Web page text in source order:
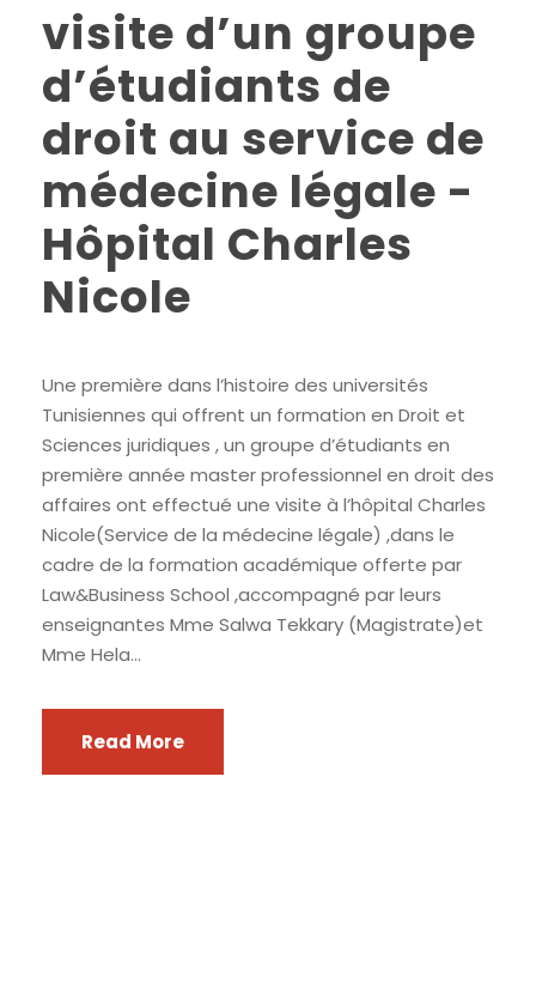
visite d’un groupe
d’étudiants de
droit au service de
médecine légale -
Hôpital Charles
Nicole
Une première dans l’histoire des universités
Tunisiennes qui offrent un formation en Droit et
Sciences juridiques , un groupe d’étudiants en
première année master professionnel en droit des
affaires ont effectué une visite à l’hôpital Charles
Nicole(Service de la médecine légale) ,dans le
cadre de la formation académique offerte par
Law&Business School ,accompagné par leurs
enseignantes Mme Salwa Tekkary (Magistrate)et
Mme Hela...
Read More